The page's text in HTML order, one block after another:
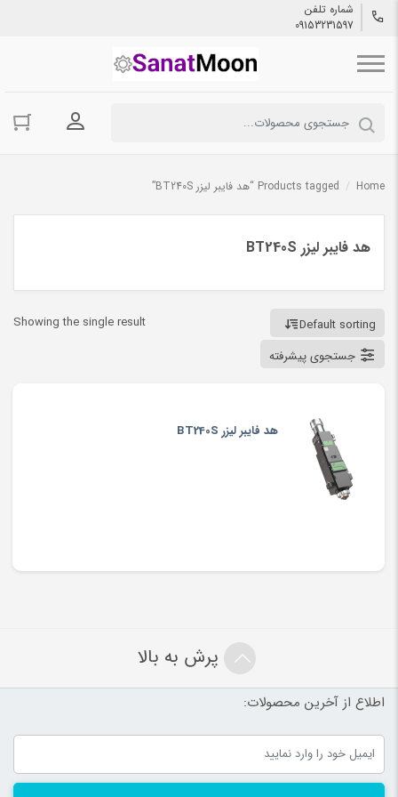
شماره تلفن
09153231597
ورود به
Home
/ Products tagged “هد فایبر لیزر BT240S”
هد فایبر لیزر BT240S
Showing the single result
Default sorting
جستجوی پیشرفته
هد فایبر لیزر BT240S
پرش به بالا
اطلاع از آخرین محصولات: